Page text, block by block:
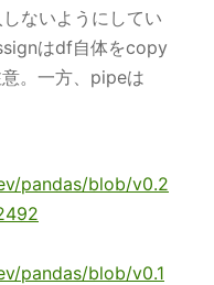
ないようにしてい
はdf自体をcopy
。一方、pipeは
pandas/blob/v0.2
pandas/blob/v0.1